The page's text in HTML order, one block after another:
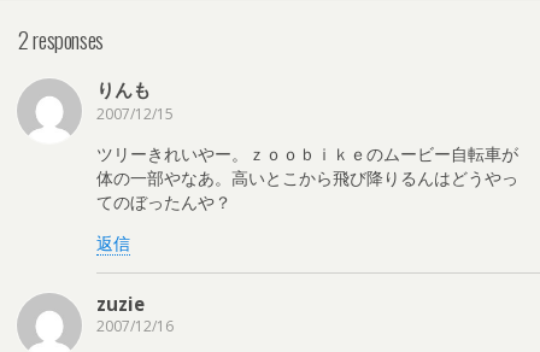
2 responses
りんも
2007/12/15
ツリーきれいやー。ｚｏｏｂｉｋｅのムービー自転車が
体の一部やなあ。高いとこから飛び降りるんはどうやっ
てのぼったんや？
返信
zuzie
2007/12/16